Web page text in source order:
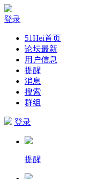
登录
51Hei首页
论坛最新
用户信息
提醒
消息
搜索
群组
登录
提醒